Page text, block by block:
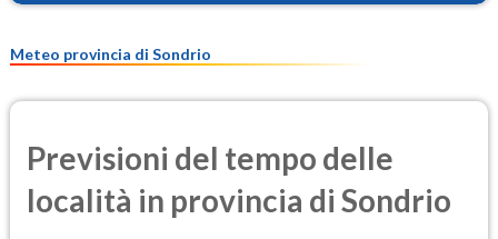
Meteo provincia di Sondrio
Previsioni del tempo delle
località in provincia di Sondrio